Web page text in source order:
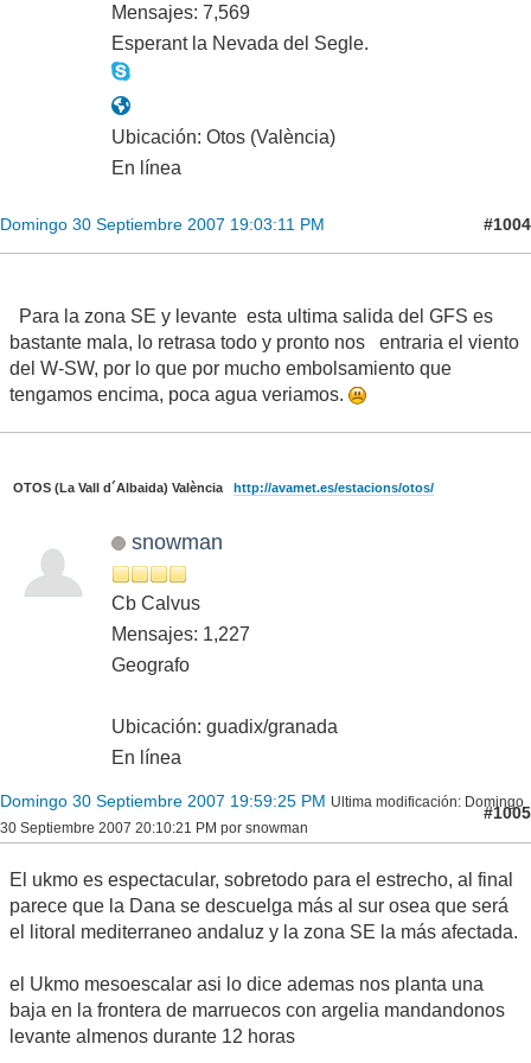
Mensajes: 7,569
Esperant la Nevada del Segle.
Ubicación: Otos (València)
En línea
Domingo 30 Septiembre 2007 19:03:11 PM #1004
Para la zona SE y levante esta ultima salida del GFS es
bastante mala, lo retrasa todo y pronto nos entraria el viento
del W-SW, por lo que por mucho embolsamiento que
tengamos encima, poca agua veriamos.
OTOS (La Vall d´Albaida) València http://avamet.es/estacions/otos/
snowman
Cb Calvus
Mensajes: 1,227
Geografo
Ubicación: guadix/granada
En línea
Domingo 30 Septiembre 2007 19:59:25 PM Ultima modificación: Domingo
30 Septiembre 2007 20:10:21 PM por snowman
#1005
El ukmo es espectacular, sobretodo para el estrecho, al final
parece que la Dana se descuelga más al sur osea que será
el litoral mediterraneo andaluz y la zona SE la más afectada.
el Ukmo mesoescalar asi lo dice ademas nos planta una
baja en la frontera de marruecos con argelia mandandonos
levante almenos durante 12 horas